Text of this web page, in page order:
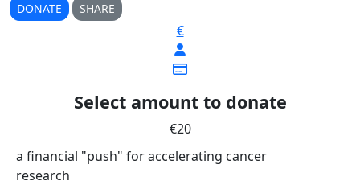
DONATE SHARE
€
Select amount to donate
€20
a financial "push" for accelerating cancer
research